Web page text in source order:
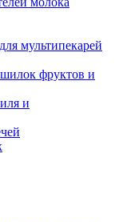
мультипекарей
фруктов и
и